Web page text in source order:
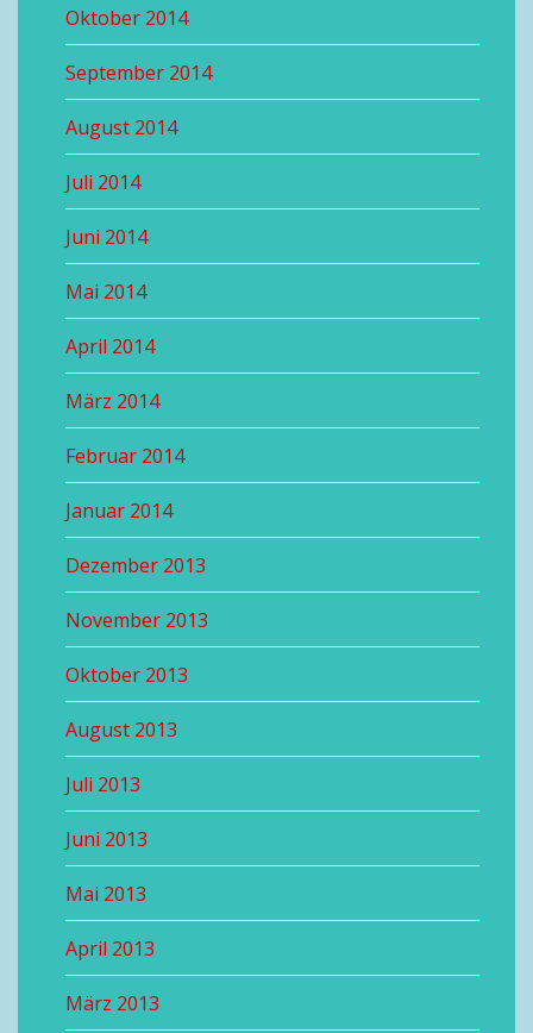
Oktober 2014
September 2014
August 2014
Juli 2014
Juni 2014
Mai 2014
April 2014
März 2014
Februar 2014
Januar 2014
Dezember 2013
November 2013
Oktober 2013
August 2013
Juli 2013
Juni 2013
Mai 2013
April 2013
März 2013